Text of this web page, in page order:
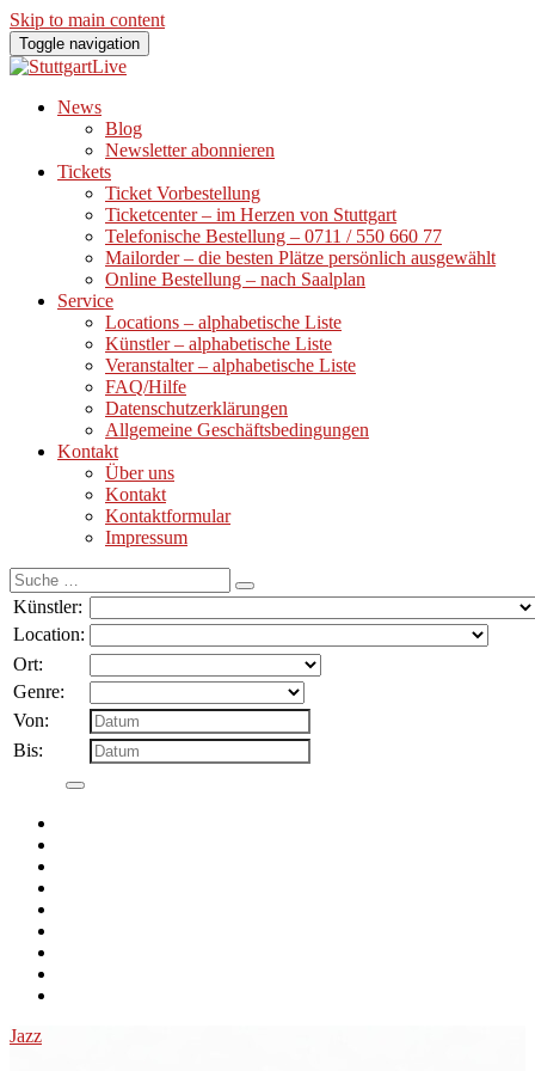
Skip to main content
Toggle navigation
News
Blog
Newsletter abonnieren
Tickets
Ticket Vorbestellung
Ticketcenter – im Herzen von Stuttgart
Telefonische Bestellung – 0711 / 550 660 77
Mailorder – die besten Plätze persönlich ausgewählt
Online Bestellung – nach Saalplan
Service
Locations – alphabetische Liste
Künstler – alphabetische Liste
Veranstalter – alphabetische Liste
FAQ/Hilfe
Datenschutzerklärungen
Allgemeine Geschäftsbedingungen
Kontakt
Über uns
Kontakt
Kontaktformular
Impressum
Suche
nach:
Künstler:
Location:
Ort:
Genre:
Von:
Bis:
Jazz